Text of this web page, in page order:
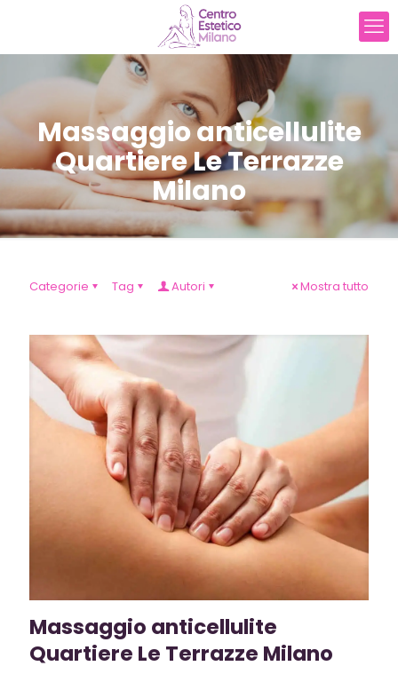
Massaggio anticellulite
Quartiere Le Terrazze
Milano
Categorie Tag Autori Mostra tutto
Massaggio anticellulite
Quartiere Le Terrazze Milano